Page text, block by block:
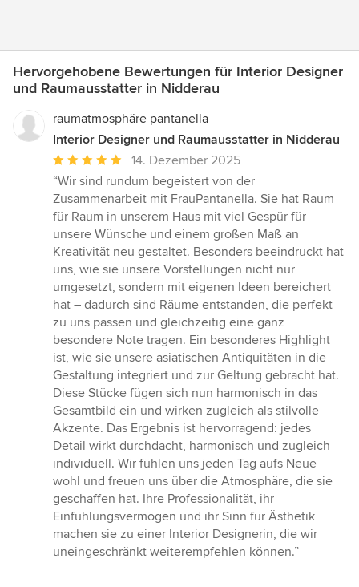
Hervorgehobene Bewertungen für Interior Designer
und Raumausstatter in Nidderau
raumatmosphäre pantanella
Interior Designer und Raumausstatter in Nidderau
Durchschnittliche
Bewertung:
5
von
5
Sternen
14. Dezember 2025
“Wir sind rundum begeistert von der
Zusammenarbeit mit FrauPantanella. Sie hat Raum
für Raum in unserem Haus mit viel Gespür für
unsere Wünsche und einem großen Maß an
Kreativität neu gestaltet. Besonders beeindruckt hat
uns, wie sie unsere Vorstellungen nicht nur
umgesetzt, sondern mit eigenen Ideen bereichert
hat – dadurch sind Räume entstanden, die perfekt
zu uns passen und gleichzeitig eine ganz
besondere Note tragen. Ein besonderes Highlight
ist, wie sie unsere asiatischen Antiquitäten in die
Gestaltung integriert und zur Geltung gebracht hat.
Diese Stücke fügen sich nun harmonisch in das
Gesamtbild ein und wirken zugleich als stilvolle
Akzente. Das Ergebnis ist hervorragend: jedes
Detail wirkt durchdacht, harmonisch und zugleich
individuell. Wir fühlen uns jeden Tag aufs Neue
wohl und freuen uns über die Atmosphäre, die sie
geschaffen hat. Ihre Professionalität, ihr
Einfühlungsvermögen und ihr Sinn für Ästhetik
machen sie zu einer Interior Designerin, die wir
uneingeschränkt weiterempfehlen können.”